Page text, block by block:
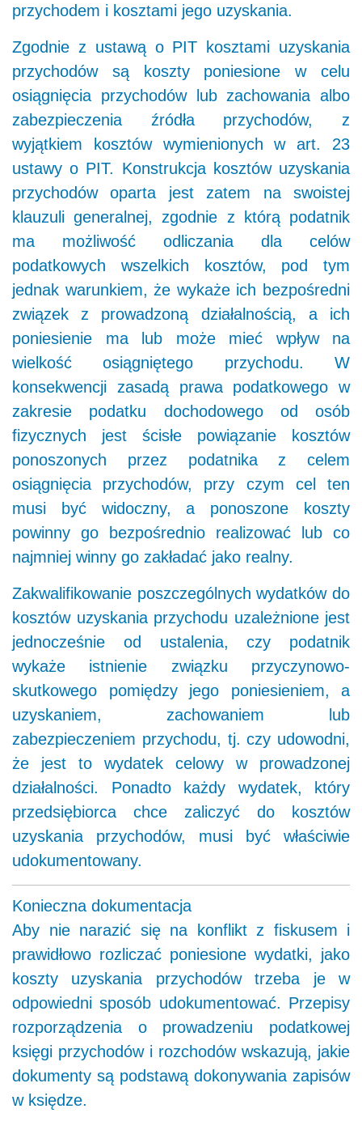
przychodem i kosztami jego uzyskania.
Zgodnie z ustawą o PIT kosztami uzyskania
przychodów są koszty poniesione w celu
osiągnięcia przychodów lub zachowania albo
zabezpieczenia źródła przychodów, z
wyjątkiem kosztów wymienionych w art. 23
ustawy o PIT. Konstrukcja kosztów uzyskania
przychodów oparta jest zatem na swoistej
klauzuli generalnej, zgodnie z którą podatnik
ma możliwość odliczania dla celów
podatkowych wszelkich kosztów, pod tym
jednak warunkiem, że wykaże ich bezpośredni
związek z prowadzoną działalnością, a ich
poniesienie ma lub może mieć wpływ na
wielkość osiągniętego przychodu. W
konsekwencji zasadą prawa podatkowego w
zakresie podatku dochodowego od osób
fizycznych jest ścisłe powiązanie kosztów
ponoszonych przez podatnika z celem
osiągnięcia przychodów, przy czym cel ten
musi być widoczny, a ponoszone koszty
powinny go bezpośrednio realizować lub co
najmniej winny go zakładać jako realny.
Zakwalifikowanie poszczególnych wydatków do
kosztów uzyskania przychodu uzależnione jest
jednocześnie od ustalenia, czy podatnik
wykaże istnienie związku przyczynowo-
skutkowego pomiędzy jego poniesieniem, a
uzyskaniem, zachowaniem lub
zabezpieczeniem przychodu, tj. czy udowodni,
że jest to wydatek celowy w prowadzonej
działalności. Ponadto każdy wydatek, który
przedsiębiorca chce zaliczyć do kosztów
uzyskania przychodów, musi być właściwie
udokumentowany.
Konieczna dokumentacja
Aby nie narazić się na konflikt z fiskusem i
prawidłowo rozliczać poniesione wydatki, jako
koszty uzyskania przychodów trzeba je w
odpowiedni sposób udokumentować. Przepisy
rozporządzenia o prowadzeniu podatkowej
księgi przychodów i rozchodów wskazują, jakie
dokumenty są podstawą dokonywania zapisów
w księdze.